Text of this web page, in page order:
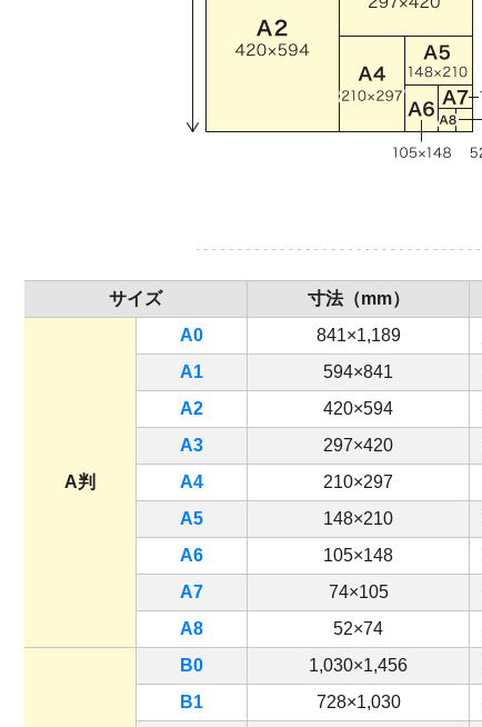
サイズ 寸法（mm）
A判
A0 841×1,189
A1
594×841
A2
420×594
A3
297×420
A4
210×297
A5
148×210
A6
105×148
A7
74×105
A8
52×74
B0 1,030×1,456
B1
728×1,030